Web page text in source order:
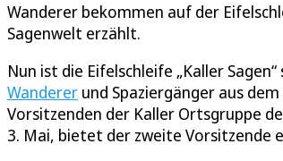
Wanderer bekommen auf der
Sagenwelt erzählt.
Nun ist die Eifelschleife „Kaller
Wanderer und Spaziergänger aus
Vorsitzenden der Kaller Ortsgruppe
3. Mai, bietet der zweite Vorsitzende